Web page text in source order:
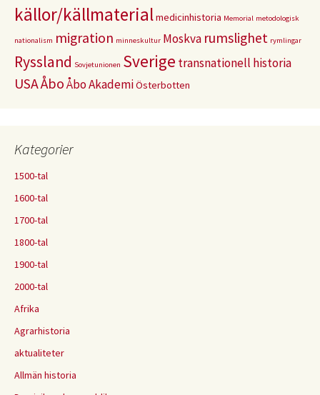
källor/källmaterialmedicinhistoria Memorial metodologisk
nationalism migration minneskultur Moskva rumslighet rymlingar
Ryssland Sovjetunionen Sverige transnationell historia
USAÅboÅbo AkademiÖsterbotten
Kategorier
1500-tal
1600-tal
1700-tal
1800-tal
1900-tal
2000-tal
Afrika
Agrarhistoria
aktualiteter
Allmän historia